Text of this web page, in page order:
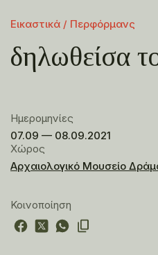
Εικαστικά / Περφόρμανς
δηλωθείσα
Ημερομηνίες
07.09 — 08.09.2021
Χώρος
Αρχαιολογικό Μουσείο
Κοινοποίηση